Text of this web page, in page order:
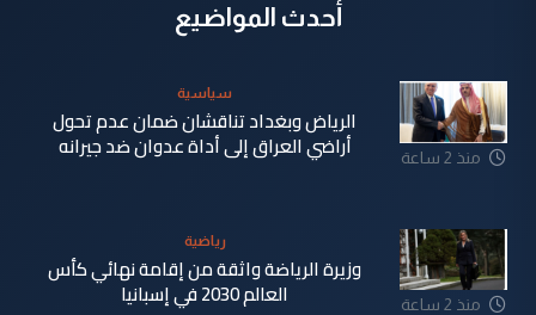
أحدث المواضيع
منذ 2 ساعة
سياسية
الرياض وبغداد تناقشان ضمان عدم تحول
أراضي العراق إلى أداة عدوان ضد جيرانه
منذ 2 ساعة
رياضية
وزيرة الرياضة واثقة من إقامة نهائي كأس
العالم 2030 في إسبانيا